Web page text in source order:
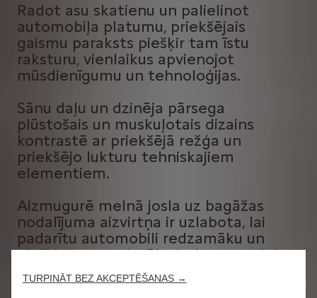
Radot asu skatienu un palielinot
automobiļa platumu, priekšējais
gaismu paraksts piešķir tam īstu
raksturu, vienlaikus apvienojot
mūsdienīgumu un tehnoloģijas.
Sānu daļu un dzinēja pārsega
plūstošais un muskuļotais dizains
kontrastē ar priekšējā režģa un
priekšējo lukturu tehniskajiem
elementiem.
Aizmugurē melnā josla uz bagāžas
nodalījuma aizvirtņa ir uzlabota, lai
padarītu automobili redzamāku un
piešķirtu tam platāku izskatu, ar diviem
gaismas punktiem, kas šķietami peld
sānos, ko dēvē par Citroën gaismas
TURPINĀT BEZ AKCEPTĒŠANAS →